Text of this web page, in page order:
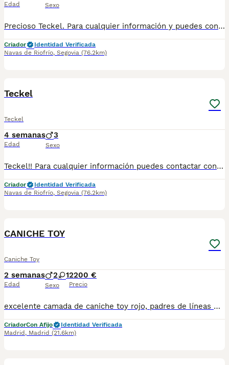
Edad Sexo
Precioso Teckel. Para cualquier información y puedes contactar conmigo en el teléfono 632 109 444.
Criador
Identidad Verificada
Navas de Riofrío, Segovia (76.2km)
Teckel
Teckel
4 semanas
Edad
3
Sexo
Teckel!! Para cualquier información puedes contactar conmigo en el 632 109 444 tanto llamada como vía WhatsApp.
Criador
Identidad Verificada
Navas de Riofrío, Segovia (76.2km)
CANICHE TOY
Caniche Toy
2 semanas
Edad
2 1
Sexo
2200 €
Precio
excelente camada de caniche toy rojo, padres de líneas muy selectas, con los mejores pedigríes de la actualidad, cachorros preciosos 📞689810407 INFORMACION📞
CriadorCon Afijo
Identidad Verificada
Madrid , Madrid (21.6km)